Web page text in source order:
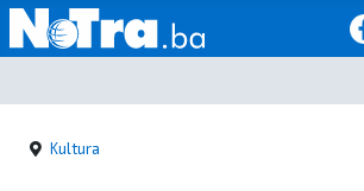
Početna
Vijesti
Kultura